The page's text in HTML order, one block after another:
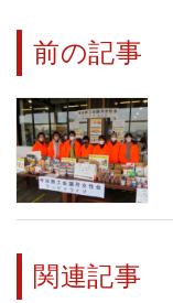
前の記事
関連記事